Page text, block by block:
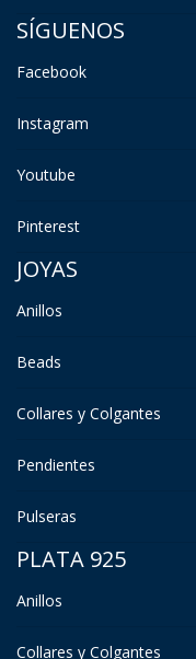
SÍGUENOS
Facebook
Instagram
Youtube
Pinterest
JOYAS
Anillos
Beads
Collares y Colgantes
Pendientes
Pulseras
PLATA 925
Anillos
Collares y Colgantes